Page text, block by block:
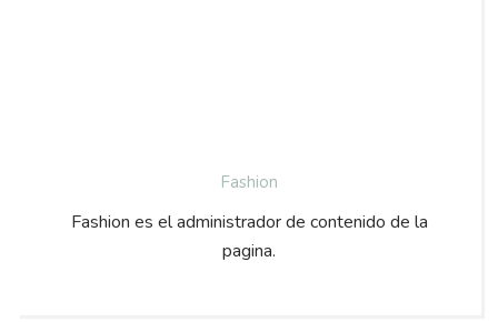
Fashion
Fashion es el administrador de contenido de la
pagina.